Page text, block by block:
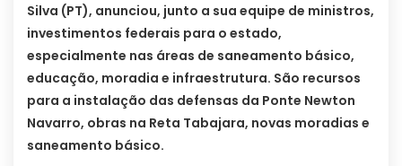
Silva (PT), anunciou, junto a sua equipe de ministros,
investimentos federais para o estado,
especialmente nas áreas de saneamento básico,
educação, moradia e infraestrutura. São recursos
para a instalação das defensas da Ponte Newton
Navarro, obras na Reta Tabajara, novas moradias e
saneamento básico.